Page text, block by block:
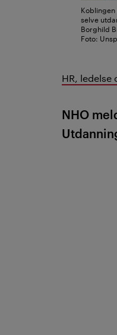
selve
Borghild
Foto:
HR, ledelse
NHO